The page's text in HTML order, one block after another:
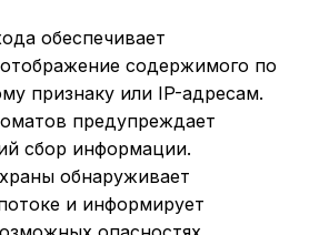
обеспечивает
содержимого по
признаку или IP-адресам.
предупреждает
сбор информации.
обнаруживает
и информирует